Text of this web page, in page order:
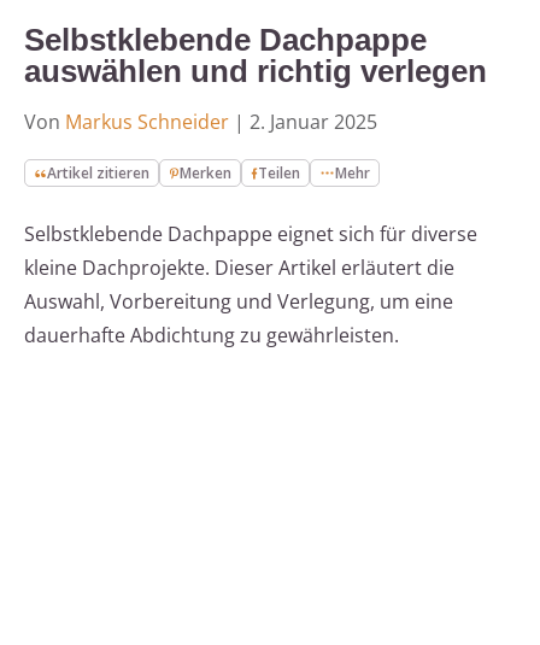
Selbstklebende Dachpappe
auswählen und richtig verlegen
Von Markus Schneider | 2. Januar 2025
Artikel zitieren Merken Teilen Mehr
Selbstklebende Dachpappe eignet sich für diverse
kleine Dachprojekte. Dieser Artikel erläutert die
Auswahl, Vorbereitung und Verlegung, um eine
dauerhafte Abdichtung zu gewährleisten.